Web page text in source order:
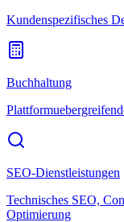
Kundenspezifisches
Buchhaltung
SEO-Dienstleistungen
Technisches SEO,
Optimierung